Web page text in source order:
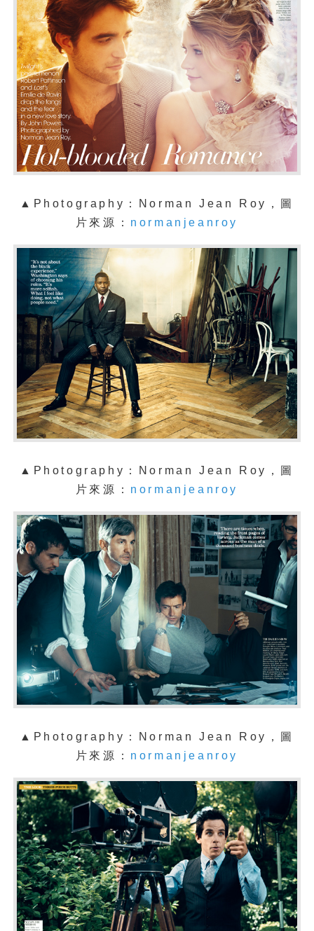
▲Photography：Norman Jean Roy，圖
片來源： normanjeanroy
▲Photography：Norman Jean Roy，圖
片來源： normanjeanroy
▲Photography：Norman Jean Roy，圖
片來源： normanjeanroy